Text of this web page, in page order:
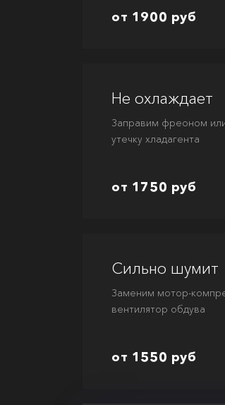
от 1900 руб
Не охлаждает
Заправим фреоном
утечку хладагента
от 1750 руб
Сильно шумит
Заменим мотор-
вентилятор обдува
от 1550 руб